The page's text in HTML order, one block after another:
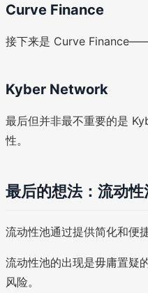
Curve Finance
接下来是 Curve
Kyber Network
最后但并非最不重要的是
性。
最后的想法：流动
流动性池通过提供简化和便
流动性池的出现是毋庸置疑
风险。